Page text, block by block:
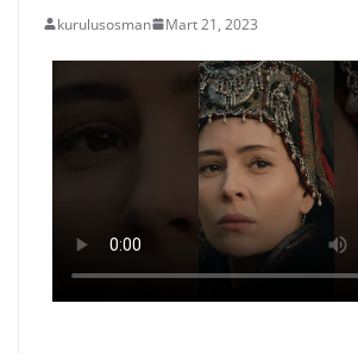
kurulusosman Mart 21, 2023